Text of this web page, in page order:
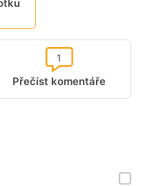
Přečíst komentáře
1